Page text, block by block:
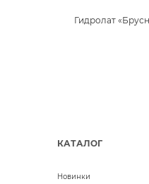
КАТАЛОГ
Новинки